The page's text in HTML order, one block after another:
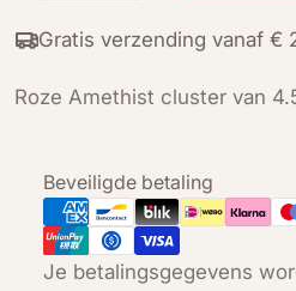
Gratis verzending vanaf €
Roze Amethist cluster van
Beveiligde betaling
Betaalmethoden
Je betalingsgegevens